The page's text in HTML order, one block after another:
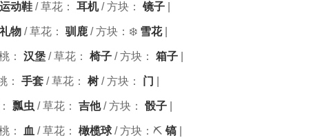
运动鞋 / 草花： 耳机/ 方块： 镜子
礼物 / 草花： 驯鹿 / 方块：❄️ 雪花|
： 汉堡 / 草花： 椅子 / 方块： 箱子
： 手套 / 草花： 树 / 方块： 门
瓢虫 / 草花： 吉他/ 方块： 骰子
： 血 / 草花： 橄榄球/ 方块：⛏️ 镐